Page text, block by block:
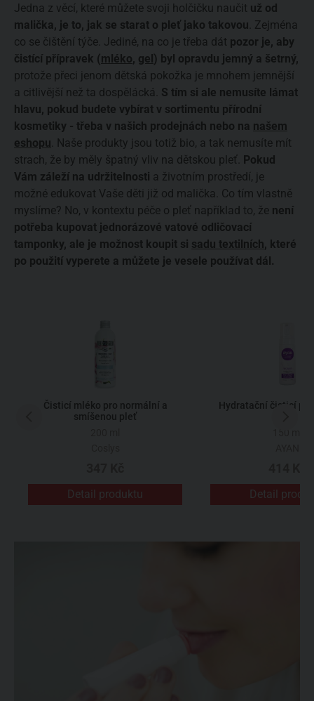
Jedna z věcí, které můžete svoji holčičku naučit už od
malička, je to, jak se starat o pleť jako takovou . Zejména
co se čištění týče. Jediné, na co je třeba dát pozor je, aby
čistící přípravek (mléko, gel) byl opravdu jemný a šetrný,
protože přeci jenom dětská pokožka je mnohem jemnější
a citlivější než ta dospělácká. S tím si ale nemusíte lámat
hlavu, pokud budete vybírat v sortimentu přírodní
kosmetiky - třeba v našich prodejnách nebo na našem
eshopu . Naše produkty jsou totiž bio, a tak nemusíte mít
strach, že by měly špatný vliv na dětskou pleť. Pokud
Vám záleží na udržitelnosti a životním prostředí, je
možné edukovat Vaše děti již od malička. Co tím vlastně
myslíme? No, v kontextu péče o pleť například to, že není
potřeba kupovat jednorázové vatové odličovací
tamponky, ale je možnost koupit si sadu textilních, které
po použití vyperete a můžete je vesele používat dál.
Čisticí mléko pro normální a
smíšenou pleť
Detail produktu
Hydratační čisticí
Detail